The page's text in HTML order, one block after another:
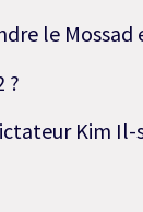
le
?
Kim